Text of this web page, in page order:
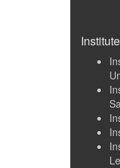
Institute